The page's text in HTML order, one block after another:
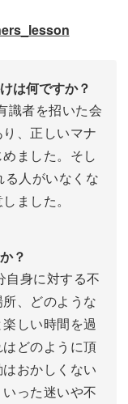
は何ですか？
識者を招いた会
、正しいマナ
ました。そし
人がいなくな
ました。
？
自身に対する不
、どのような
しい時間を過
どのように頂
おかしくない
った迷いや不